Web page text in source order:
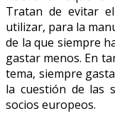
Tratan de evitar
utilizar, para la
de la que siempre
gastar menos. En
tema, siempre
la cuestión de las
socios europeos.